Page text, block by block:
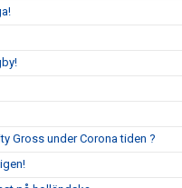
Gross under Corona tiden ?